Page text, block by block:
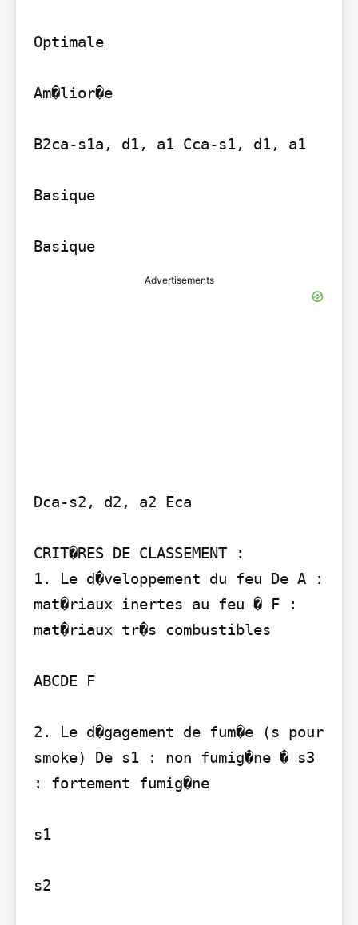
Optimale
Am�lior�e
B2ca-s1a, d1, a1 Cca-s1, d1, a1
Basique
Basique
Advertisements
Dca-s2, d2, a2 Eca
CRIT�RES DE CLASSEMENT :
1. Le d�veloppement du feu De A :
mat�riaux inertes au feu � F :
mat�riaux tr�s combustibles
ABCDE F
2. Le d�gagement de fum�e (s pour
smoke) De s1 : non fumig�ne � s3
: fortement fumig�ne
s1
s2